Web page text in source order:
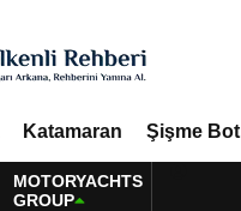
Katamaran Şişme Bot
MOTORYACHTS
GROUP